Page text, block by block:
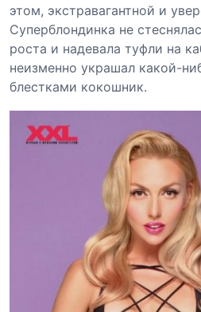
этом, экстравагантной и
Суперблондинка не
роста и надевала туфли на
неизменно украшал какой-
блестками кокошник.